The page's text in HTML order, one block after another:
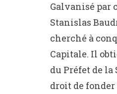
Galvanisé par
Stanislas
cherché à
Capitale. Il
du Préfet de la
droit de fonder